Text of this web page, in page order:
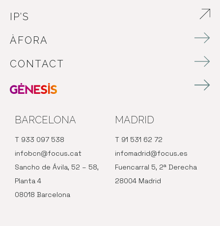
IP’S
ÀFORA
CONTACT
BARCELONA
T 933 097 538
infobcn@focus.cat
Sancho de Ávila, 52 – 58,
Planta 4
08018 Barcelona
MADRID
T 91 531 62 72
infomadrid@focus.es
Fuencarral 5, 2ª Derecha
28004 Madrid